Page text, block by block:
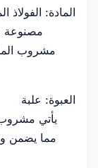
المادة: الفولاذ
مصنوعة
مشروب
العبوة: علبة
يأتي مشروب
مما يضمن